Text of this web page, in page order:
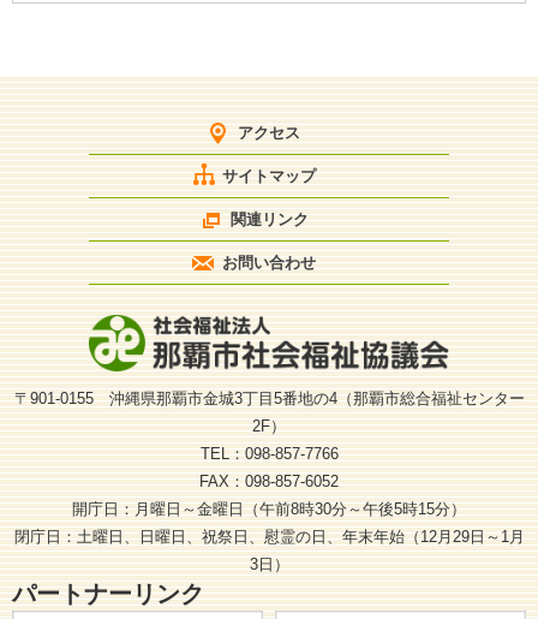
アクセス
サイトマップ
関連リンク
お問い合わせ
〒901-0155 沖縄県那覇市金城3丁目5番地の4（那覇市総合福祉センター
2F）
TEL：098-857-7766
FAX：098-857-6052
開庁日：月曜日～金曜日（午前8時30分～午後5時15分）
閉庁日：土曜日、日曜日、祝祭日、慰霊の日、年末年始（12月29日～1月
3日）
パートナーリンク